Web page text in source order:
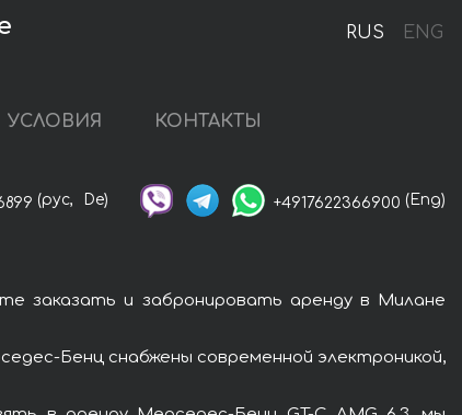
RUS ENG
УСЛОВИЯ КОНТАКТЫ
(рус, De) +4917622366900 (Eng)
заказать и забронировать аренду в Милане
Бенц снабжены современной электроникой,